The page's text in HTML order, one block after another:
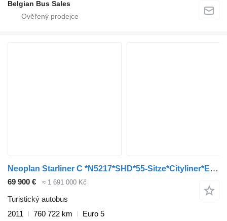
Belgian Bus Sales
Neoplan Starliner C *N5217*SHD*55-Sitze*Cityliner*EEV*
69 900 € ≈ 1 691 000 Kč
Turistický autobus
2011
760 722 km
Euro 5